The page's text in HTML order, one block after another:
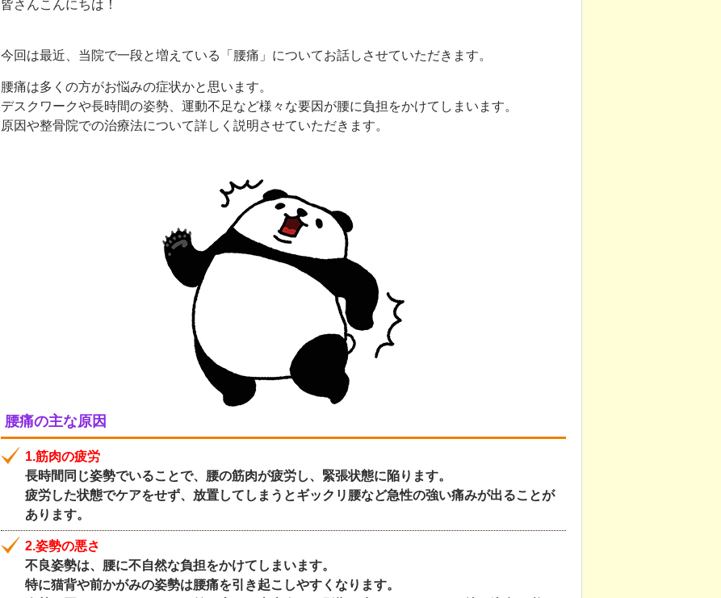
皆さんこんにちは！
今回は最近、当院で一段と増えている「腰痛」についてお話しさせていただきます。
腰痛は多くの方がお悩みの症状かと思います。
デスクワークや長時間の姿勢、運動不足など様々な要因が腰に負担をかけてしまいます。
原因や整骨院での治療法について詳しく説明させていただきます。
腰痛の主な原因
1.筋肉の疲労
長時間同じ姿勢でいることで、腰の筋肉が疲労し、緊張状態に陥ります。
疲労した状態でケアをせず、放置してしまうとギックリ腰など急性の強い痛みが出ることが
あります。
2.姿勢の悪さ
不良姿勢は、腰に不自然な負担をかけてしまいます。
特に猫背や前かがみの姿勢は腰痛を引き起こしやすくなります。